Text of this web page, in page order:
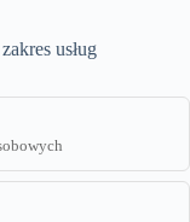
usług